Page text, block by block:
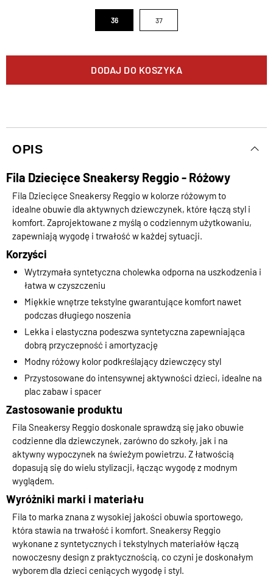
36 37
DODAJ DO KOSZYKA
OPIS
Fila Dziecięce Sneakersy Reggio - Różowy
Fila Dziecięce Sneakersy Reggio w kolorze różowym to
idealne obuwie dla aktywnych dziewczynek, które łączą styl i
komfort. Zaprojektowane z myślą o codziennym użytkowaniu,
zapewniają wygodę i trwałość w każdej sytuacji.
Korzyści
Wytrzymała syntetyczna cholewka odporna na uszkodzenia i
łatwa w czyszczeniu
Miękkie wnętrze tekstylne gwarantujące komfort nawet
podczas długiego noszenia
Lekka i elastyczna podeszwa syntetyczna zapewniająca
dobrą przyczepność i amortyzację
Modny różowy kolor podkreślający dziewczęcy styl
Przystosowane do intensywnej aktywności dzieci, idealne na
plac zabaw i spacer
Zastosowanie produktu
Fila Sneakersy Reggio doskonale sprawdzą się jako obuwie
codzienne dla dziewczynek, zarówno do szkoły, jak i na
aktywny wypoczynek na świeżym powietrzu. Z łatwością
dopasują się do wielu stylizacji, łącząc wygodę z modnym
wyglądem.
Wyróżniki marki i materiału
Fila to marka znana z wysokiej jakości obuwia sportowego,
która stawia na trwałość i komfort. Sneakersy Reggio
wykonane z syntetycznych i tekstylnych materiałów łączą
nowoczesny design z praktycznością, co czyni je doskonałym
wyborem dla dzieci ceniących wygodę i styl.